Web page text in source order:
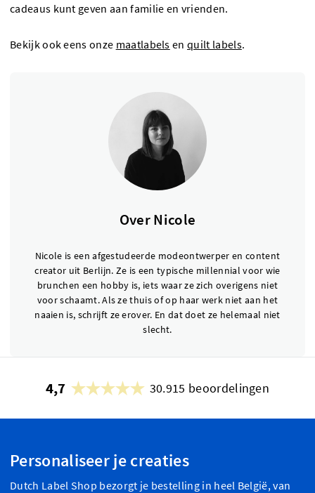
cadeaus kunt geven aan familie en vrienden.
Bekijk ook eens onze maatlabels enquilt labels.
Over Nicole
Nicole is een afgestudeerde modeontwerper en content
creator uit Berlijn. Ze is een typische millennial voor wie
brunchen een hobby is, iets waar ze zich overigens niet
voor schaamt. Als ze thuis of op haar werk niet aan het
naaien is, schrijft ze erover. En dat doet ze helemaal niet
slecht.
4,7 30.915 beoordelingen
Personaliseer je creaties
Dutch Label Shop bezorgt je bestelling in heel België, van